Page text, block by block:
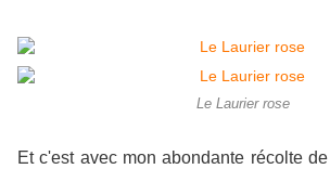
Le Laurier rose
Et c'est avec mon abondante récolte de